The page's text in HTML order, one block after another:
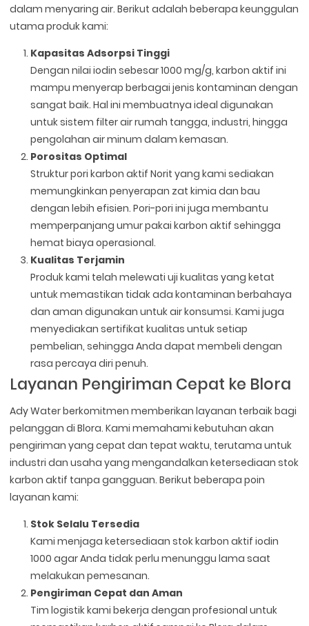
dalam menyaring air. Berikut adalah beberapa keunggulan
utama produk kami:
Kapasitas Adsorpsi Tinggi
Dengan nilai iodin sebesar 1000 mg/g, karbon aktif ini
mampu menyerap berbagai jenis kontaminan dengan
sangat baik. Hal ini membuatnya ideal digunakan
untuk sistem filter air rumah tangga, industri, hingga
pengolahan air minum dalam kemasan.
Porositas Optimal
Struktur pori karbon aktif Norit yang kami sediakan
memungkinkan penyerapan zat kimia dan bau
dengan lebih efisien. Pori-pori ini juga membantu
memperpanjang umur pakai karbon aktif sehingga
hemat biaya operasional.
Kualitas Terjamin
Produk kami telah melewati uji kualitas yang ketat
untuk memastikan tidak ada kontaminan berbahaya
dan aman digunakan untuk air konsumsi. Kami juga
menyediakan sertifikat kualitas untuk setiap
pembelian, sehingga Anda dapat membeli dengan
rasa percaya diri penuh.
Layanan Pengiriman Cepat ke Blora
Ady Water berkomitmen memberikan layanan terbaik bagi
pelanggan di Blora. Kami memahami kebutuhan akan
pengiriman yang cepat dan tepat waktu, terutama untuk
industri dan usaha yang mengandalkan ketersediaan stok
karbon aktif tanpa gangguan. Berikut beberapa poin
layanan kami:
Stok Selalu Tersedia
Kami menjaga ketersediaan stok karbon aktif iodin
1000 agar Anda tidak perlu menunggu lama saat
melakukan pemesanan.
Pengiriman Cepat dan Aman
Tim logistik kami bekerja dengan profesional untuk